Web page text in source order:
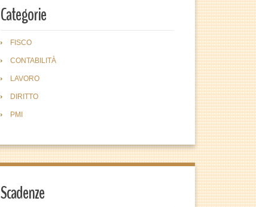
Categorie
FISCO
CONTABILITÀ
LAVORO
DIRITTO
PMI
Scadenze